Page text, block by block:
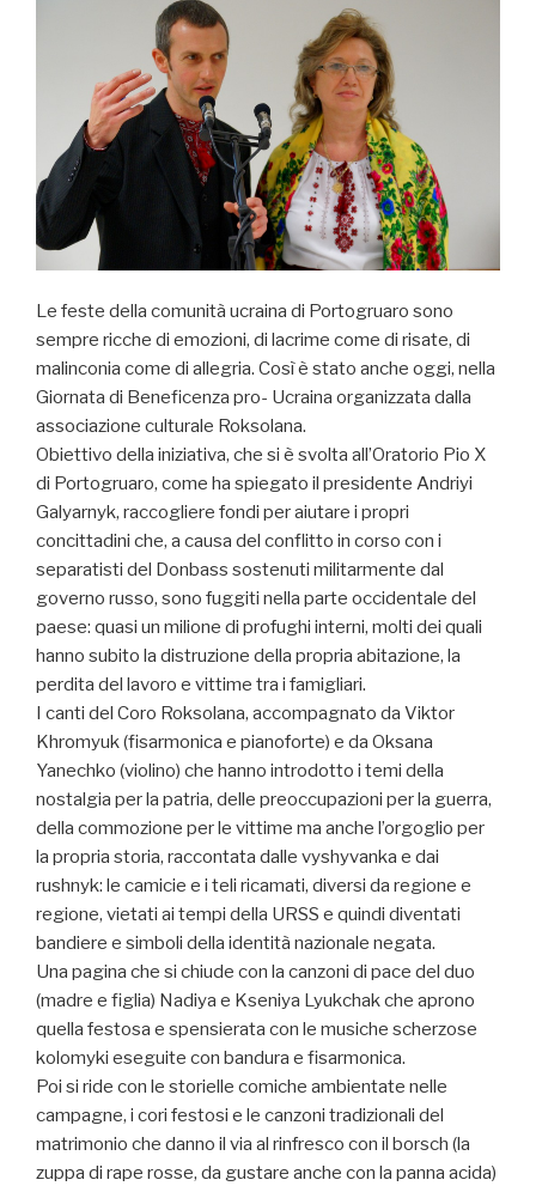
Le feste della comunità ucraina di Portogruaro sono
sempre ricche di emozioni, di lacrime come di risate, di
malinconia come di allegria. Così è stato anche oggi, nella
Giornata di Beneficenza pro- Ucraina organizzata dalla
associazione culturale Roksolana.
Obiettivo della iniziativa, che si è svolta all’Oratorio Pio X
di Portogruaro, come ha spiegato il presidente Andriyi
Galyarnyk, raccogliere fondi per aiutare i propri
concittadini che, a causa del conflitto in corso con i
separatisti del Donbass sostenuti militarmente dal
governo russo, sono fuggiti nella parte occidentale del
paese: quasi un milione di profughi interni, molti dei quali
hanno subito la distruzione della propria abitazione, la
perdita del lavoro e vittime tra i famigliari.
I canti del Coro Roksolana, accompagnato da Viktor
Khromyuk (fisarmonica e pianoforte) e da Oksana
Yanechko (violino) che hanno introdotto i temi della
nostalgia per la patria, delle preoccupazioni per la guerra,
della commozione per le vittime ma anche l’orgoglio per
la propria storia, raccontata dalle vyshyvanka e dai
rushnyk: le camicie e i teli ricamati, diversi da regione e
regione, vietati ai tempi della URSS e quindi diventati
bandiere e simboli della identità nazionale negata.
Una pagina che si chiude con la canzoni di pace del duo
(madre e figlia) Nadiya e Kseniya Lyukchak che aprono
quella festosa e spensierata con le musiche scherzose
kolomyki eseguite con bandura e fisarmonica.
Poi si ride con le storielle comiche ambientate nelle
campagne, i cori festosi e le canzoni tradizionali del
matrimonio che danno il via al rinfresco con il borsch (la
zuppa di rape rosse, da gustare anche con la panna acida)